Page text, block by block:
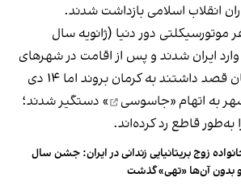
انقلاب اسلامی بازداشت شدند.
موتورسیکلتی دور دنیا (ژانویه سال
ایران شدند و پس از اقامت در شهرهای
تبریز، تهران و اصفهان قصد داشتند به کرمان بروند اما ۱۴ دی
جاسوسی
» دستگیر شدند؛
به‌طور قاطع رد کرده‌اند.
زوج بریتانیایی زندانی در ایران: جشن سال
بدون آن‌ها «تهی» گذشت